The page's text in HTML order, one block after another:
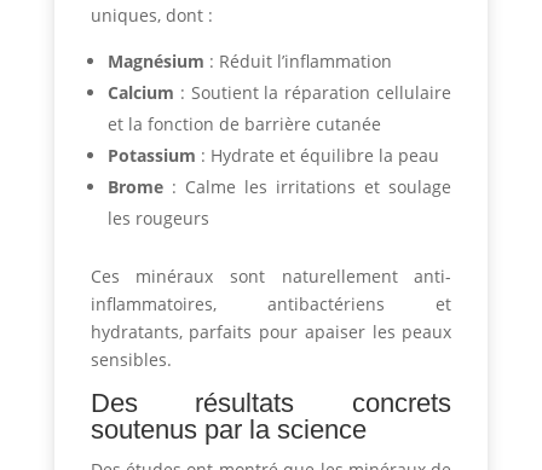
uniques, dont :
Magnésium : Réduit l’inflammation
Calcium : Soutient la réparation cellulaire
et la fonction de barrière cutanée
Potassium : Hydrate et équilibre la peau
Brome: Calme les irritations et soulage
les rougeurs
Ces minéraux sont naturellement anti-
inflammatoires, antibactériens et
hydratants, parfaits pour apaiser les peaux
sensibles.
Des résultats concrets
soutenus par la science